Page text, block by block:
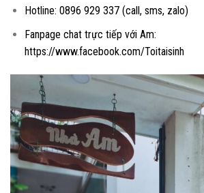
Hotline: 0896 929 337 (call, sms, zalo)
Fanpage chat trực tiếp với Am:
https://www.facebook.com/Toitaisinh